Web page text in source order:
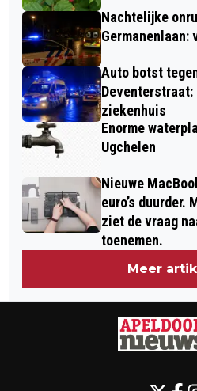
Nachtelijke
Germanenlaan:
Auto botst
Deventerstraat:
ziekenhuis
Enorme
Ugchelen
Nieuwe
euro’s duurder.
ziet de vraag
toenemen.
Meer